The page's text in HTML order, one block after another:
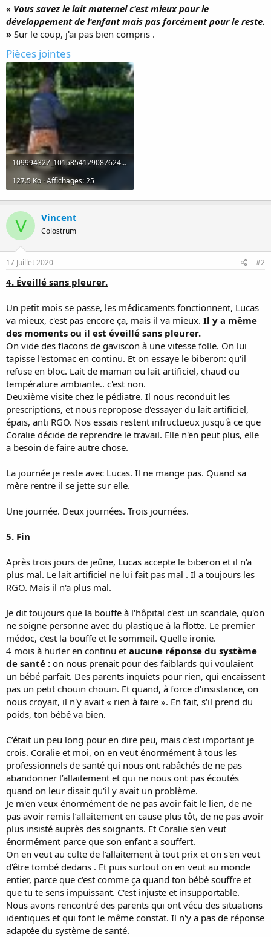
« Vous savez le lait maternel c'est mieux pour le
développement de l'enfant mais pas forcément pour le reste.
» Sur le coup, j'ai pas bien compris .
Pièces jointes
109994327_10158541290876240_8304236040145677260_o.jpg
127.5 Ko · Affichages: 25
V Vincent
Colostrum
17 Juillet 2020 #2
4. Éveillé sans pleurer.
Un petit mois se passe, les médicaments fonctionnent, Lucas
va mieux, c'est pas encore ça, mais il va mieux. Il y a même
des moments ou il est éveillé sans pleurer.
On vide des flacons de gaviscon à une vitesse folle. On lui
tapisse l'estomac en continu. Et on essaye le biberon: qu'il
refuse en bloc. Lait de maman ou lait artificiel, chaud ou
température ambiante.. c'est non.
Deuxième visite chez le pédiatre. Il nous reconduit les
prescriptions, et nous repropose d'essayer du lait artificiel,
épais, anti RGO. Nos essais restent infructueux jusqu'à ce que
Coralie décide de reprendre le travail. Elle n'en peut plus, elle
a besoin de faire autre chose.
La journée je reste avec Lucas. Il ne mange pas. Quand sa
mère rentre il se jette sur elle.
Une journée. Deux journées. Trois journées.
5. Fin
Après trois jours de jeûne, Lucas accepte le biberon et il n'a
plus mal. Le lait artificiel ne lui fait pas mal . Il a toujours les
RGO. Mais il n'a plus mal.
Je dit toujours que la bouffe à l'hôpital c'est un scandale, qu'on
ne soigne personne avec du plastique à la flotte. Le premier
médoc, c'est la bouffe et le sommeil. Quelle ironie.
4 mois à hurler en continu et aucune réponse du système
de santé : on nous prenait pour des faiblards qui voulaient
un bébé parfait. Des parents inquiets pour rien, qui encaissent
pas un petit chouin chouin. Et quand, à force d'insistance, on
nous croyait, il n'y avait « rien à faire ». En fait, s'il prend du
poids, ton bébé va bien.
C’était un peu long pour en dire peu, mais c'est important je
crois. Coralie et moi, on en veut énormément à tous les
professionnels de santé qui nous ont rabâchés de ne pas
abandonner l’allaitement et qui ne nous ont pas écoutés
quand on leur disait qu'il y avait un problème.
Je m'en veux énormément de ne pas avoir fait le lien, de ne
pas avoir remis l’allaitement en cause plus tôt, de ne pas avoir
plus insisté auprès des soignants. Et Coralie s'en veut
énormément parce que son enfant a souffert.
On en veut au culte de l’allaitement à tout prix et on s'en veut
d'être tombé dedans . Et puis surtout on en veut au monde
entier, parce que c'est comme ça quand ton bébé souffre et
que tu te sens impuissant. C'est injuste et insupportable.
Nous avons rencontré des parents qui ont vécu des situations
identiques et qui font le même constat. Il n'y a pas de réponse
adaptée du système de santé.